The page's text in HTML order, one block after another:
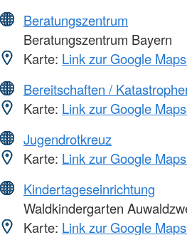
Beratungszentrum
Beratungszentrum Bayern
Karte: Link zur Google
Bereitschaften /
Karte: Link zur Google
Jugendrotkreuz
Karte: Link zur Google
Kindertageseinrichtung
Waldkindergarten
Karte: Link zur Google